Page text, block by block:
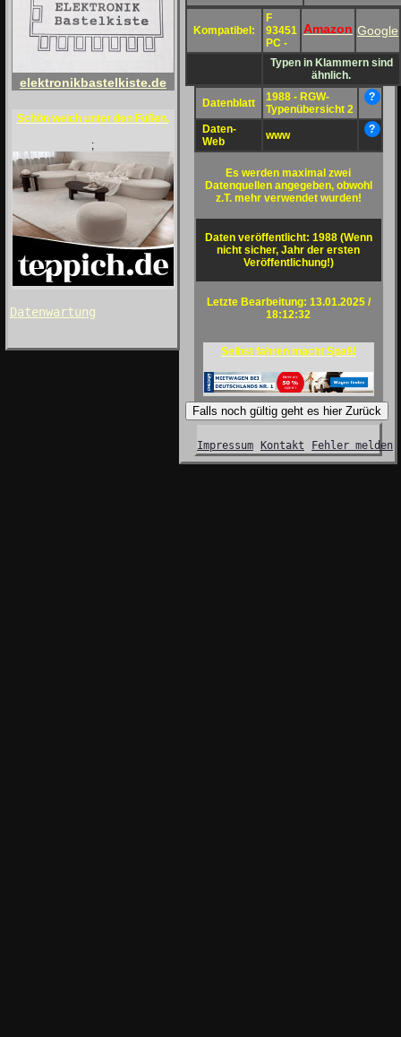
elektronikbastelkiste.de
Schön weich unter den Füßen.
;
Datenwartung
Kompatibel:
F
93451
PC -
Amazon Google
Typen in Klammern sind
ähnlich.
Datenblatt
1988 - RGW-
Typenübersicht 2
?
Daten-
Web
www ?
Es werden maximal zwei
Datenquellen angegeben, obwohl
z.T. mehr verwendet wurden!
Daten veröffentlicht: 1988 (Wenn
nicht sicher, Jahr der ersten
Veröffentlichung!)
Letzte Bearbeitung: 13.01.2025 /
18:12:32
Selbst fahren macht Spaß!
Falls noch gültig geht es hier Zurück
Impressum Kontakt Fehler melden